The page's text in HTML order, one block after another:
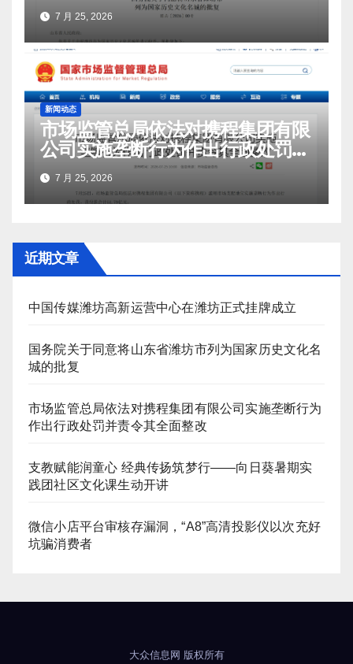
7 月 25, 2026
新闻动态
市场监管总局依法对携程集团有限
公司实施垄断行为作出行政处罚并
责令其全面整改
7 月 25, 2026
近期文章
中国传媒潍坊高新运营中心在潍坊正式挂牌成立
国务院关于同意将山东省潍坊市列为国家历史文化名
城的批复
市场监管总局依法对携程集团有限公司实施垄断行为
作出行政处罚并责令其全面整改
支教赋能润童心 经典传扬筑梦行——向日葵暑期实
践团社区文化课生动开讲
微信小店平台审核存漏洞，“A8”高清投影仪以次充好
坑骗消费者
大众信息网 版权所有